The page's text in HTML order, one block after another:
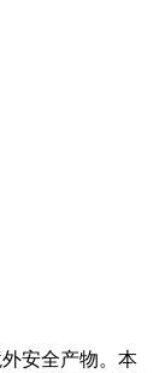
安全产物。本